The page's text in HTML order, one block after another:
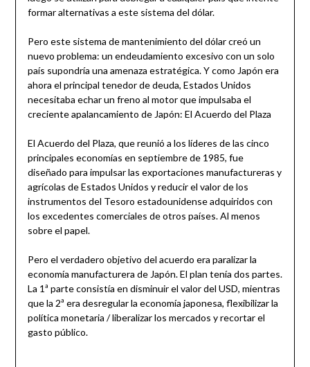
formar alternativas a este sistema del dólar.
Pero este sistema de mantenimiento del dólar creó un
nuevo problema: un endeudamiento excesivo con un solo
país supondría una amenaza estratégica. Y como Japón era
ahora el principal tenedor de deuda, Estados Unidos
necesitaba echar un freno al motor que impulsaba el
creciente apalancamiento de Japón: El Acuerdo del Plaza
El Acuerdo del Plaza, que reunió a los líderes de las cinco
principales economías en septiembre de 1985, fue
diseñado para impulsar las exportaciones manufactureras y
agrícolas de Estados Unidos y reducir el valor de los
instrumentos del Tesoro estadounidense adquiridos con
los excedentes comerciales de otros países. Al menos
sobre el papel.
Pero el verdadero objetivo del acuerdo era paralizar la
economía manufacturera de Japón. El plan tenía dos partes.
La 1ª parte consistía en disminuir el valor del USD, mientras
que la 2ª era desregular la economía japonesa, flexibilizar la
política monetaria / liberalizar los mercados y recortar el
gasto público.